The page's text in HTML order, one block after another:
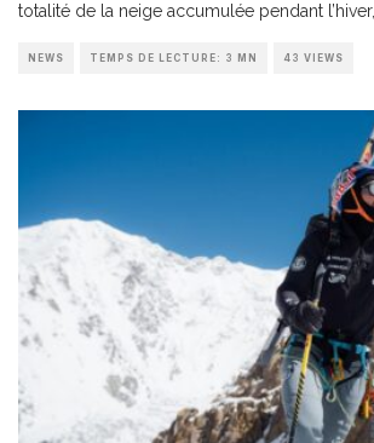
totalité de la neige accumulée pendant l’hiver,
NEWS TEMPS DE LECTURE: 3 MN 43 VIEWS